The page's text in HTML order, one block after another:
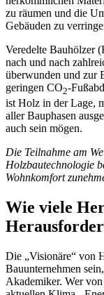
zu räumen und die
Gebäuden zu
Veredelte Bauhölzer
nach und nach
überwunden und zur
geringen CO2-
ist Holz in der Lage,
aller Bauphasen
auch sein mögen.
Die Teilnahme am
Holzbautechnologie
Wohnkomfort
Wie viele
Die „Visionäre“ von
Bauunternehmen
Akademiker. Wer